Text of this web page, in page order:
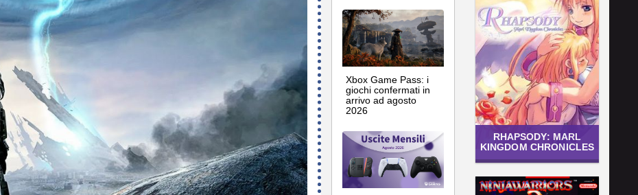
Xbox Game Pass: i
giochi confermati in
arrivo ad agosto
2026
RHAPSODY: MARL
KINGDOM CHRONICLES